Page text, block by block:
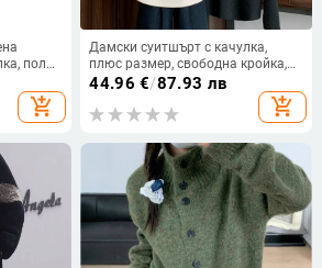
поло
вълна
add_shopping_cart
Дамски суитшърт с качулка,
плюс размер, свободна кройка,
дълги ръкави, есен 2025
44.96 €/87.93 лв
add_shopping_cart